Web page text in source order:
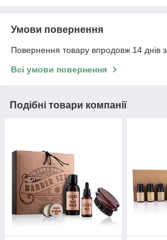
Умови повернення
Повернення товару впродовж 14 днів
Всі умови повернення
Подібні товари компанії